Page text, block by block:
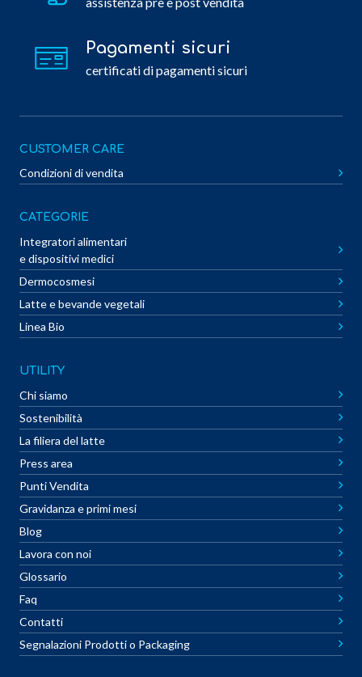
Pagamenti sicuri
certificati di pagamenti sicuri
CUSTOMER CARE
Condizioni di vendita
CATEGORIE
Integratori alimentari
e dispositivi medici
Dermocosmesi
Latte e bevande vegetali
Linea Bio
UTILITY
Chi siamo
Sostenibilità
La filiera del latte
Press area
Punti Vendita
Gravidanza e primi mesi
Blog
Lavora con noi
Glossario
Faq
Contatti
Segnalazioni Prodotti o Packaging